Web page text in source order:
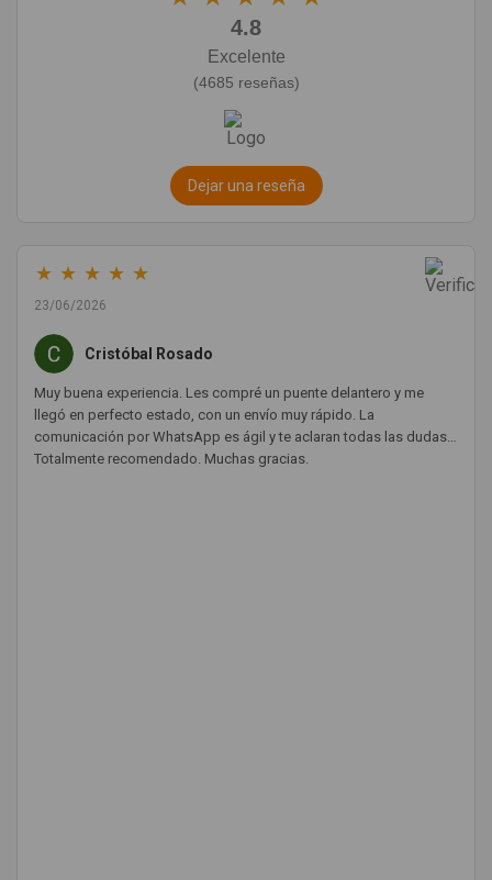
4.8
Excelente
(4685 reseñas)
Dejar una reseña
★ ★ ★ ★ ★
23/06/2026
Cristóbal Rosado
Muy buena experiencia. Les compré un puente delantero y me
llegó en perfecto estado, con un envío muy rápido. La
comunicación por WhatsApp es ágil y te aclaran todas las dudas.
Totalmente recomendado. Muchas gracias.